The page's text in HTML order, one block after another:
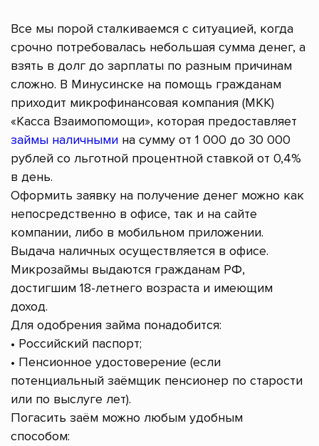
Все мы порой сталкиваемся с ситуацией, когда
срочно потребовалась небольшая сумма денег, а
взять в долг до зарплаты по разным причинам
сложно. В Минусинске на помощь гражданам
приходит микрофинансовая компания (МКК)
«Касса Взаимопомощи», которая предоставляет
займы наличными на сумму от 1 000 до 30 000
рублей со льготной процентной ставкой от 0,4%
в день.
Оформить заявку на получение денег можно как
непосредственно в офисе, так и на сайте
компании, либо в мобильном приложении.
Выдача наличных осуществляется в офисе.
Микрозаймы выдаются гражданам РФ,
достигшим 18-летнего возраста и имеющим
доход.
Для одобрения займа понадобится:
• Российский паспорт;
• Пенсионное удостоверение (если
потенциальный заёмщик пенсионер по старости
или по выслуге лет).
Погасить заём можно любым удобным
способом: